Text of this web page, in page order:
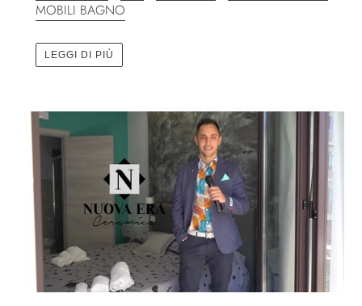
MOBILI BAGNO
LEGGI DI PIÙ